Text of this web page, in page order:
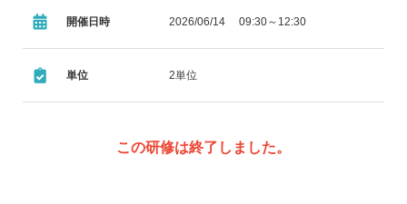
開催日時 2026/06/14 09:30～12:30
単位 2単位
この研修は終了しました。